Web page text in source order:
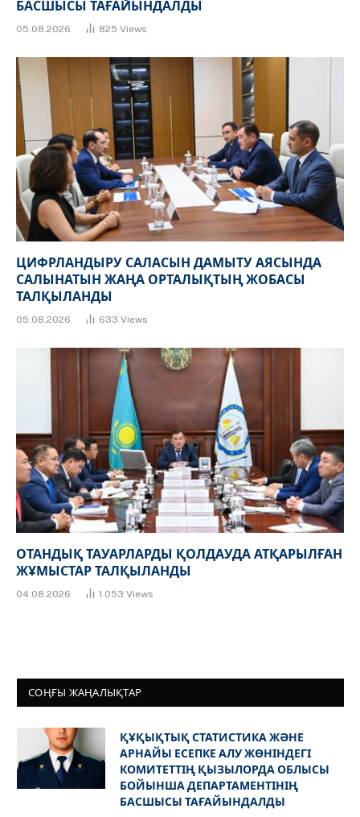
БАСШЫСЫ ТАҒАЙЫНДАЛДЫ
05.08.2026 825 Views
ЦИФРЛАНДЫРУ САЛАСЫН ДАМЫТУ АЯСЫНДА
САЛЫНАТЫН ЖАҢА ОРТАЛЫҚТЫҢ ЖОБАСЫ
ТАЛҚЫЛАНДЫ
05.08.2026 633 Views
ОТАНДЫҚ ТАУАРЛАРДЫ ҚОЛДАУДА АТҚАРЫЛҒАН
ЖҰМЫСТАР ТАЛҚЫЛАНДЫ
04.08.2026 1 053 Views
СОҢҒЫ ЖАҢАЛЫҚТАР
ҚҰҚЫҚТЫҚ СТАТИСТИКА ЖӘНЕ
АРНАЙЫ ЕСЕПКЕ АЛУ ЖӨНІНДЕГІ
КОМИТЕТТІҢ ҚЫЗЫЛОРДА ОБЛЫСЫ
БОЙЫНША ДЕПАРТАМЕНТІНІҢ
БАСШЫСЫ ТАҒАЙЫНДАЛДЫ